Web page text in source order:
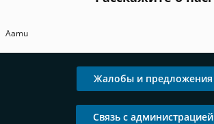
Aamu
Жалобы и предложения
Связь с администрацией